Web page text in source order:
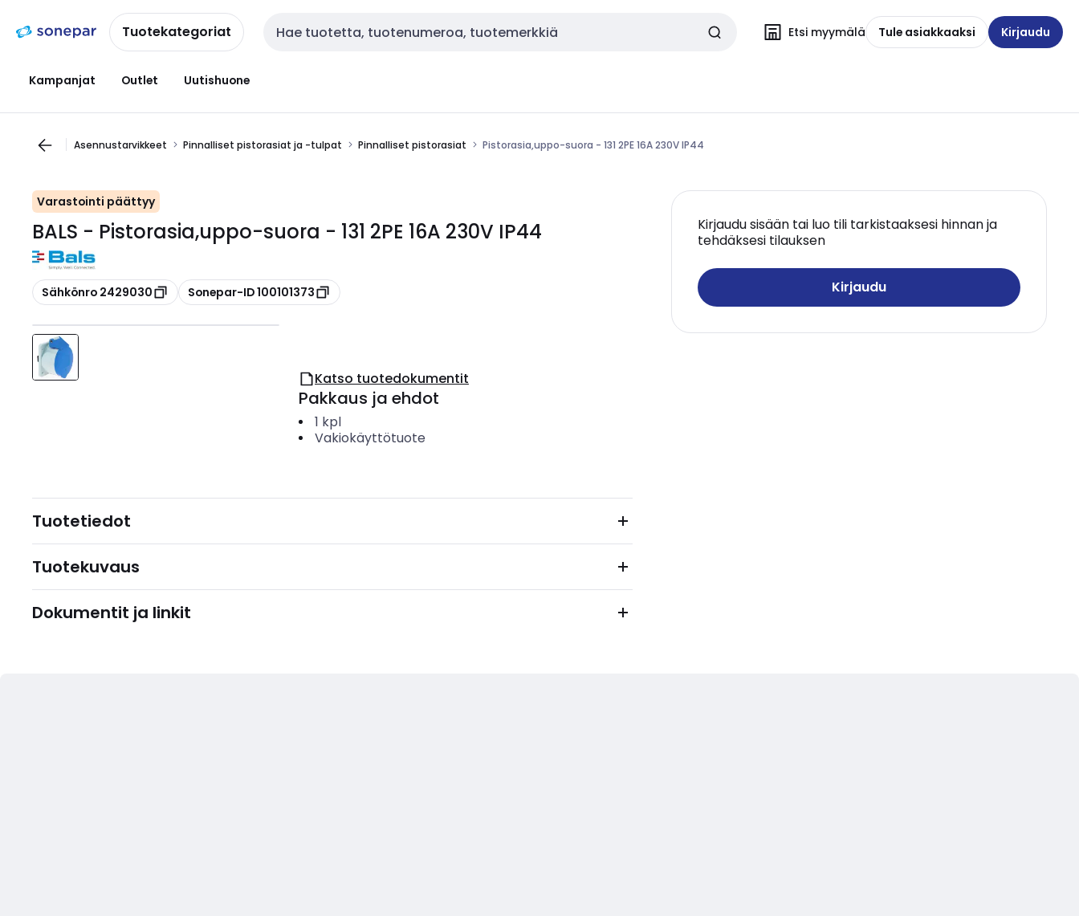
navigointiinsisältöönTuotekategoriat Haku Etsi myymälä Tule asiakkaaksi Kirjaudu
Kampanjat Outlet Uutishuone
Asennustarvikkeet Pinnalliset pistorasiat ja -tulpat Pinnalliset pistorasiat Pistorasia,uppo-suora - 131 2PE 16A 230V IP44
Varastointi päättyy
BALS - Pistorasia,uppo-suora - 131 2PE 16A 230V IP44
Kopioi
Sähkönro 2429030 Kopioi
Sonepar-ID 100101373
Kirjaudu sisään tai luo tili tarkistaaksesi hinnan ja
tehdäksesi tilauksen
Kirjaudu
Katso tuotedokumentit
Pakkaus ja ehdot
1 kpl
Vakiokäyttötuote
Tuotetiedot
Tuotekuvaus
Dokumentit ja linkit